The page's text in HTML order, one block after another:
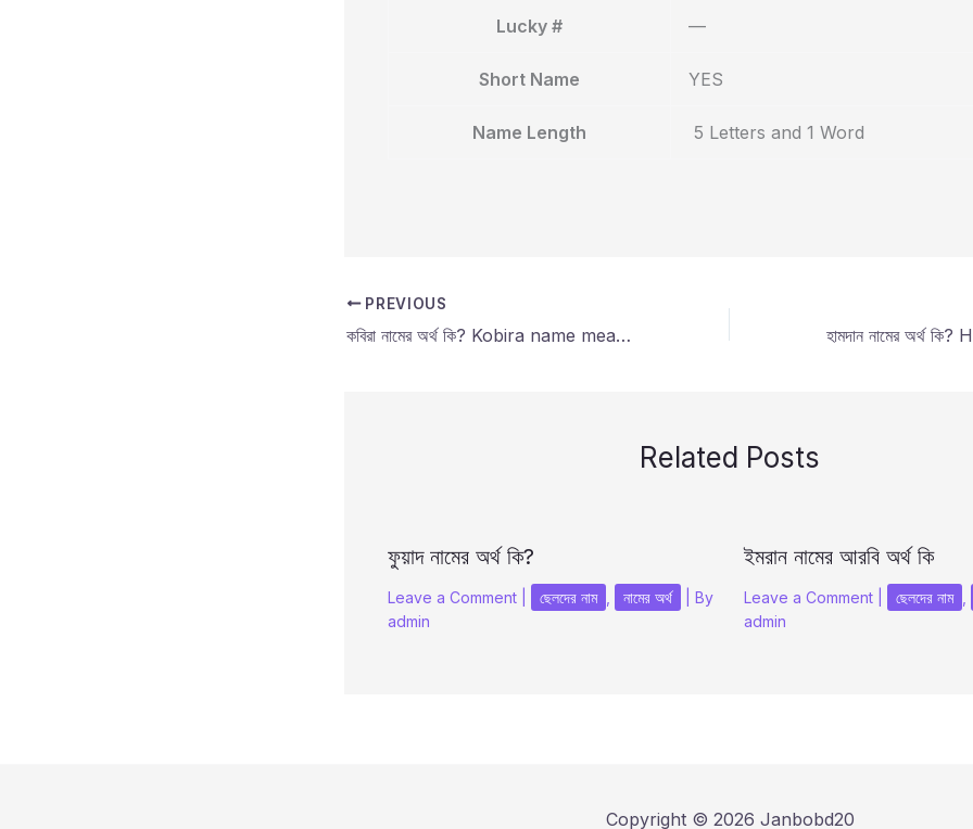
Lucky # —
Short Name YES
Name Length 5 Letters and 1 Word
PREVIOUS
কবিরা নামের অর্থ কি? Kobira name meaning in bengali?
Related Posts
ফুয়াদ নামের অর্থ কি?
Leave a Comment ছেলদের নাম নামের অর্থ
| By
admin
ইমরান নামের আরবি অর্থ কি
Leave a Comment ছেলদের নাম
admin
Copyright © 2026 Janbobd20